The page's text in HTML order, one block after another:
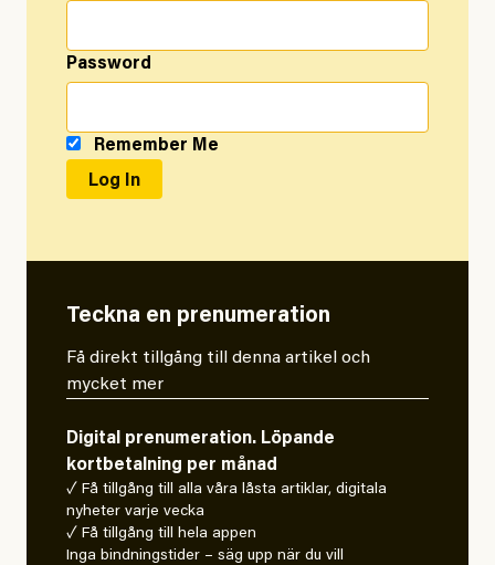
Password
Remember Me
Teckna en prenumeration
Få direkt tillgång till denna artikel och
mycket mer
Digital prenumeration. Löpande
kortbetalning per månad
✓ Få tillgång till alla våra låsta artiklar, digitala
nyheter varje vecka
✓ Få tillgång till hela appen
Inga bindningstider – säg upp när du vill